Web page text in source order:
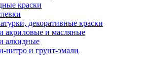
краски
декоративные краски
акриловые и масляные
алкидные
нитро и грунт-эмали